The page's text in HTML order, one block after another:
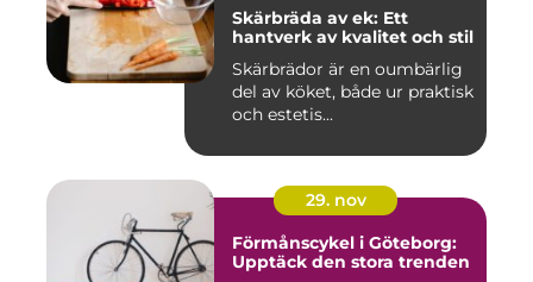
Skärbräda av ek: Ett
hantverk av kvalitet och stil
Skärbrädor är en oumbärlig
del av köket, både ur praktisk
och estetis...
29. nov
Förmånscykel i Göteborg:
Upptäck den stora trenden